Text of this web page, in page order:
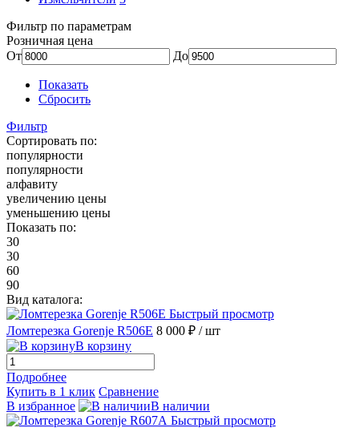
Фильтр по параметрам
Розничная цена
От
До
Показать
Сбросить
Фильтр
Сортировать по:
популярности
популярности
алфавиту
увеличению цены
уменьшению цены
Показать по:
30
30
60
90
Вид каталога:
Быстрый просмотр
Ломтерезка Gorenje R506E 8 000 ₽ / шт
В корзину
Подробнее
Купить в 1 клик Сравнение
В избранное
В наличии
Быстрый просмотр